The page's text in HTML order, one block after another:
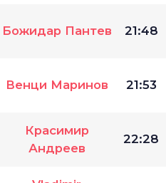
Божидар Пантев 21:48
Венци Маринов 21:53
Красимир
Андреев
22:28